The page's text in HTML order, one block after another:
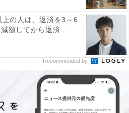
の人は、返済を3～6
額してから返済...
Recommended by